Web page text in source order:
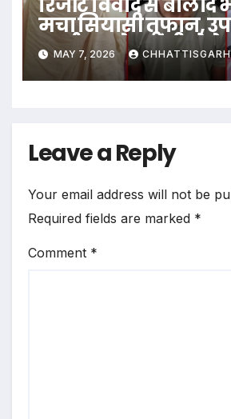
रिजॉर्ट विवाद से बालोद
मचा सियासी तूफान,
बर्खास्त, प्रदेश मंत्री
राजनीतिक हत्या की
MAY 7, 2026
Leave a Reply
Your email address will not be
Required fields are marked *
Comment *